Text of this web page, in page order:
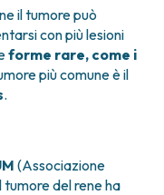
il tumore può
con più lesioni
forme rare, come i
più comune è il
.
(Associazione
del rene ha